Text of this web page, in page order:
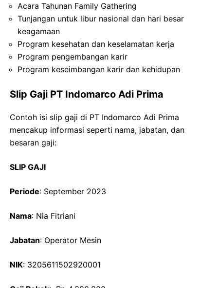
Acara Tahunan Family Gathering
Tunjangan untuk libur nasional dan hari besar
keagamaan
Program kesehatan dan keselamatan kerja
Program pengembangan karir
Program keseimbangan karir dan kehidupan
Slip Gaji PT Indomarco Adi Prima
Contoh isi slip gaji di PT Indomarco Adi Prima
mencakup informasi seperti nama, jabatan, dan
besaran gaji:
SLIP GAJI
Periode: September 2023
Nama: Nia Fitriani
Jabatan: Operator Mesin
NIK: 3205611502920001